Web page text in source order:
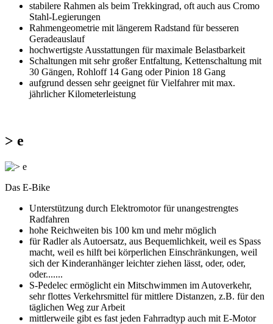
stabilere Rahmen als beim Trekkingrad, oft auch aus Cromo
Stahl-Legierungen
Rahmengeometrie mit längerem Radstand für besseren
Geradeauslauf
hochwertigste Ausstattungen für maximale Belastbarkeit
Schaltungen mit sehr großer Entfaltung, Kettenschaltung mit
30 Gängen, Rohloff 14 Gang oder Pinion 18 Gang
aufgrund dessen sehr geeignet für Vielfahrer mit max.
jährlicher Kilometerleistung
> e
Das E-Bike
Unterstützung durch Elektromotor für unangestrengtes
Radfahren
hohe Reichweiten bis 100 km und mehr möglich
für Radler als Autoersatz, aus Bequemlichkeit, weil es Spass
macht, weil es hilft bei körperlichen Einschränkungen, weil
sich der Kinderanhänger leichter ziehen lässt, oder, oder,
oder.......
S-Pedelec ermöglicht ein Mitschwimmen im Autoverkehr,
sehr flottes Verkehrsmittel für mittlere Distanzen, z.B. für den
täglichen Weg zur Arbeit
mittlerweile gibt es fast jeden Fahrradtyp auch mit E-Motor